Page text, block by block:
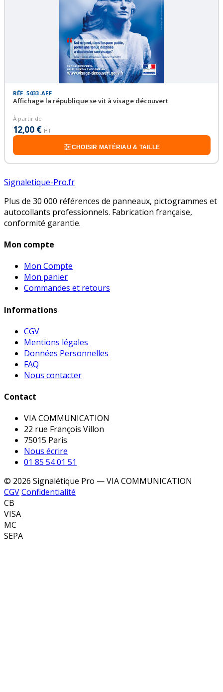
RÉF. 5033-AFF
Affichage la république se vit à visage découvert
À partir de
12,00 € HT
CHOISIR MATÉRIAU & TAILLE
Signaletique-Pro.fr
Plus de 30 000 références de panneaux, pictogrammes et
autocollants professionnels. Fabrication française,
conformité garantie.
Mon compte
Mon Compte
Mon panier
Commandes et retours
Informations
CGV
Mentions légales
Données Personnelles
FAQ
Nous contacter
Contact
VIA COMMUNICATION
22 rue François Villon
75015 Paris
Nous écrire
01 85 54 01 51
© 2026 Signalétique Pro — VIA COMMUNICATION
CGVConfidentialité
CB
VISA
MC
SEPA